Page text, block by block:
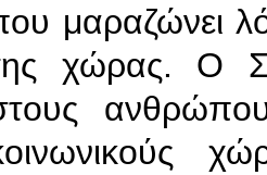
μαραζώνει
χώρας. Ο